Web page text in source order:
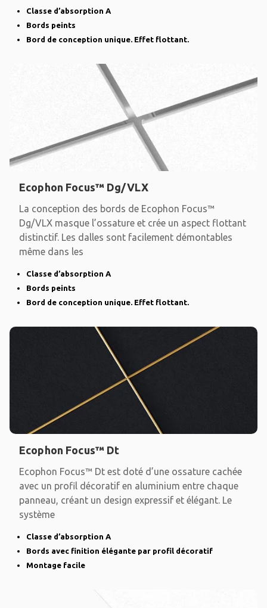
Classe d’absorption A
Bords peints
Bord de conception unique. Effet flottant.
Ecophon Focus™ Dg/VLX
La conception des bords de Ecophon Focus™
Dg/VLX masque l’ossature et crée un aspect flottant
distinctif. Les dalles sont facilement démontables
même dans les
Classe d’absorption A
Bords peints
Bord de conception unique. Effet flottant.
Ecophon Focus™ Dt
Ecophon Focus™ Dt est doté d’une ossature cachée
avec un profil décoratif en aluminium entre chaque
panneau, créant un design expressif et élégant. Le
système
Classe d’absorption A
Bords avec finition élégante par profil décoratif
Montage facile